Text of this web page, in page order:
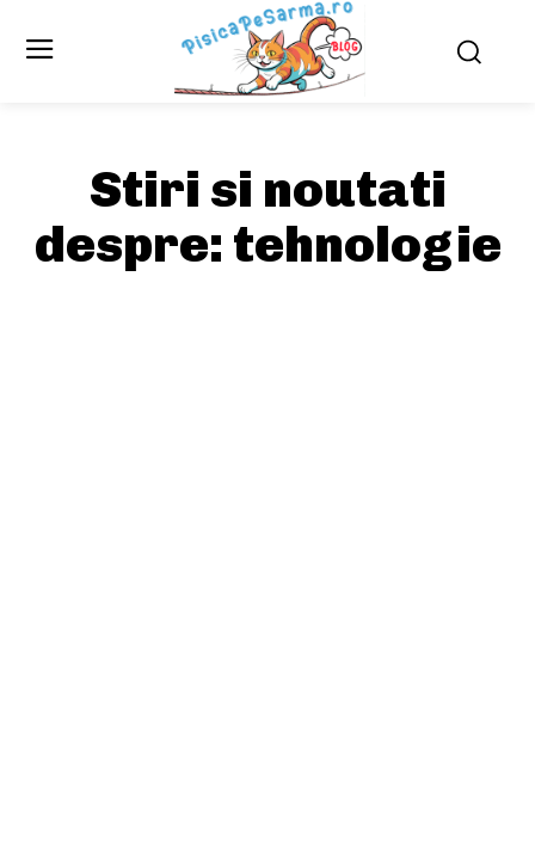
Stiri si noutati
despre: tehnologie